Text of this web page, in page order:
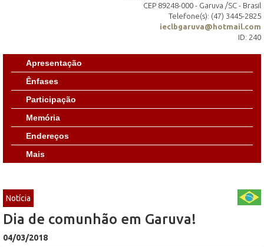
CEP 89248-000 - Garuva /SC - Brasil
Telefone(s): (47) 3445-2825
ieclbgaruva@hotmail.com
ID: 240
Apresentação
Ênfases
Participação
Memória
Endereços
Mais
Notícia
Dia de comunhão em Garuva!
04/03/2018